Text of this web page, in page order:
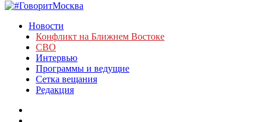
Новости
Конфликт на Ближнем Востоке
СВО
Интервью
Программы и ведущие
Сетка вещания
Редакция